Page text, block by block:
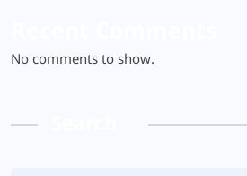
No comments to show.